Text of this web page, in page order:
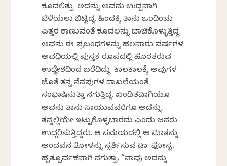
ಕೂದಲಿತ್ತು. ಅದನ್ನು ಅವನು ಉದ್ದವಾಗಿ
ಬೆಳೆಯಲು ಬಿಟ್ಟಿದ್ದ. ಹಿಂದಕ್ಕೆ ತಾನು ಒಂದಿಂಚು
ಎತ್ತರ ಕಾಣುವಂತೆ ಕೂದಲನ್ನು ಬಾಚಿಕೊಳ್ಳುತ್ತಿದ್ದ.
ಅವನು ಈ ಪ್ರಬಂಧಗಳನ್ನು ಹಲವಾರು ವರ್ಷಗಳ
ಅವಧಿಯಲ್ಲಿ ಪುಸ್ತಕ ರೂಪದಲ್ಲಿ ಹೊರತರುವ
ಉದ್ದೇಶದಿಂದ ಬರೆದಿದ್ದು. ಕಾಲಕಾಲಕ್ಕೆ ಅವುಗಳ
ಜೊತೆ ತನ್ನ ನೆನಪುಗಳ ದಾಖಲೆಯಂತೆ
ಸಂಭಾಷಿಸುತ್ತಾ ನಗುತ್ತಿದ್ದ. ಖಂಡಿತವಾಗಿಯೂ
ಅವನು ತಾನು ಸಾಯುವವರೆಗೂ ಅದನ್ನು
ತನ್ನಲ್ಲಿಯೇ ಇಟ್ಟುಕೊಳ್ಳಬಾರದು ಎಂದು ಜನರು
ಉದ್ಗರಿಸುತ್ತಿದ್ದರು. ಆ ಸಮಯದಲ್ಲಿ ಆ ಮಾತನ್ನು
ಅಂದವನ ತೋಳನ್ನು ಸ್ಪರ್ಶಿಸುವ ಡಾ. ಫೋಸ್ಟರ್,
ಹೃತ್ಪೂರ್ವಕವಾಗಿ ನಗುತ್ತಾ, “ನಾವು ಅದನ್ನು